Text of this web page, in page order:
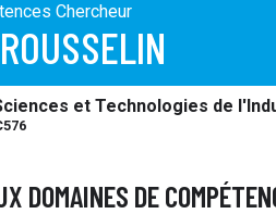
Chercheur
et Technologies de
DOMAINES DE